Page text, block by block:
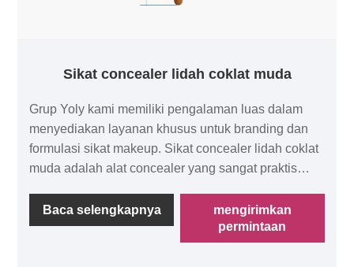
Sikat concealer lidah coklat muda
Grup Yoly kami memiliki pengalaman luas dalam
menyediakan layanan khusus untuk branding dan
formulasi sikat makeup. Sikat concealer lidah coklat
muda adalah alat concealer yang sangat praktis
ketidaksempurnaan kulit dan menciptakan tampilan
riasan yang sempurna. Bentuknya yang unik dan
desain bulu membuat langkah concealer lebih
Baca selengkapnya
mengirimkan
permintaan